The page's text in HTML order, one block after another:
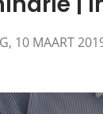
10 MAART